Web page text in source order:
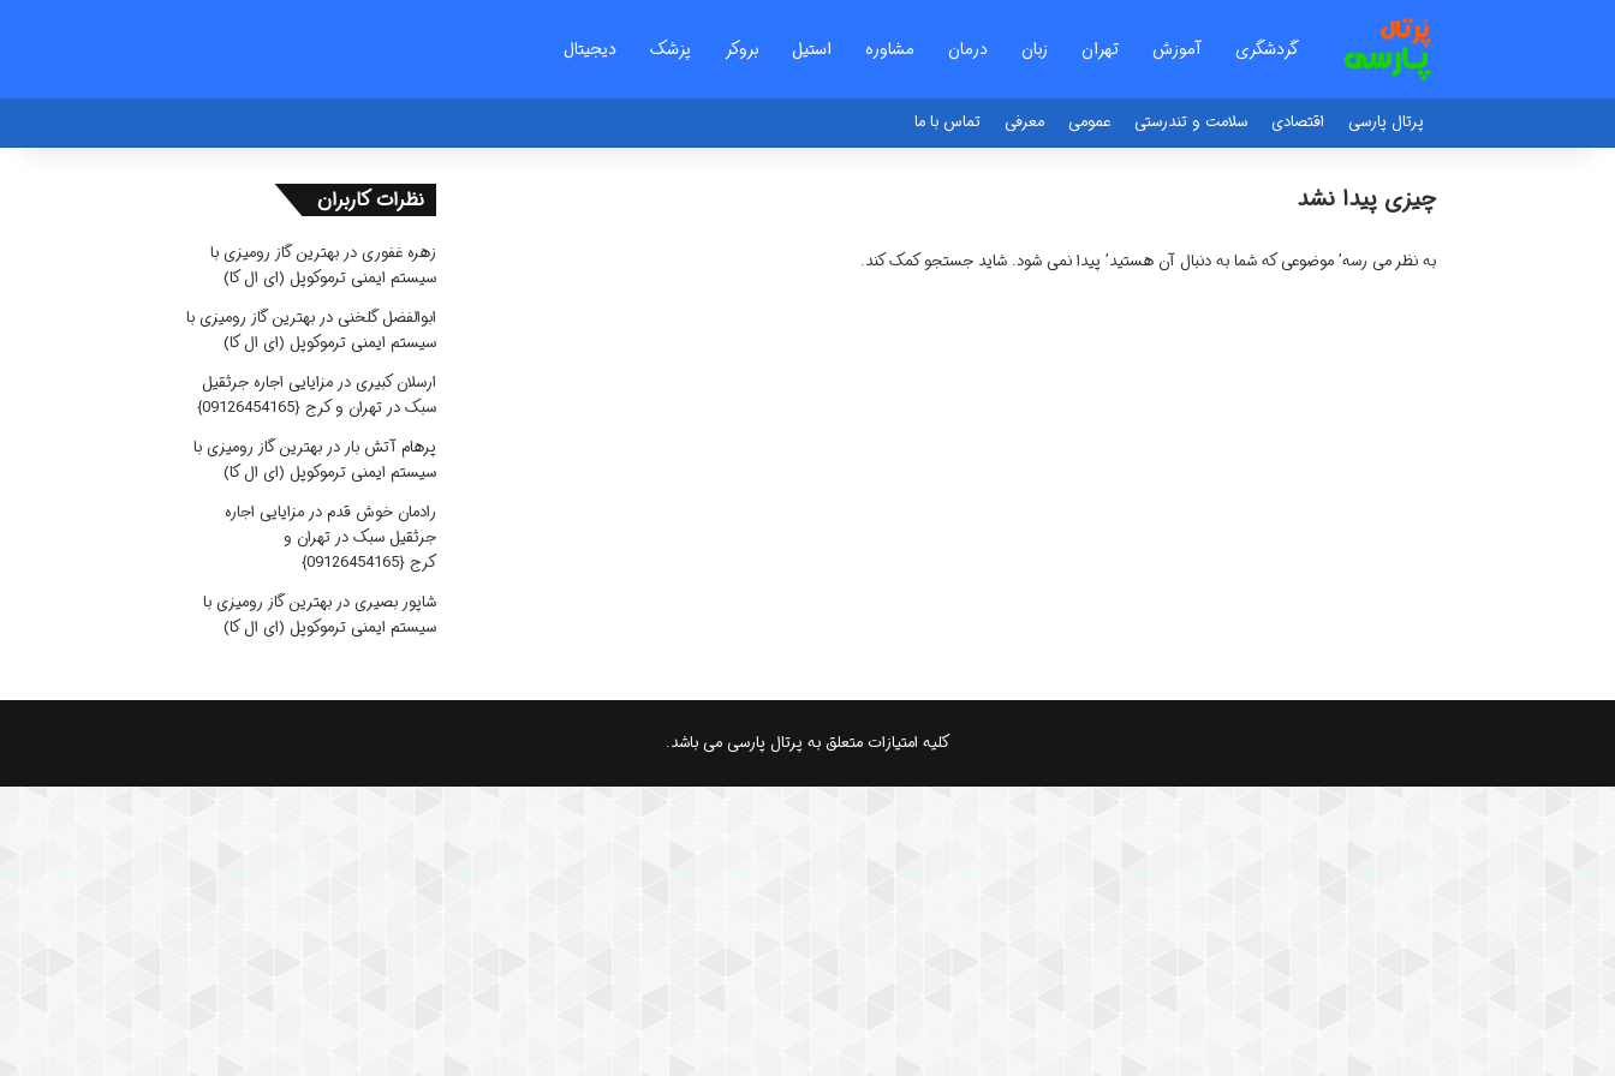
گردشگری آموزش تهران زبان درمان مشاوره استیل بروکر پزشک دیجیتال
پرتال پارسی اقتصادی سلامت و تندرستی عمومی معرفی تماس با ما
چیزی پیدا نشد
به نظر می رسه’ موضوعی که شما به دنبال آن هستید’ پیدا نمی شود. شاید جستجو کمک کند.
نظرات کاربران
زهره غفوریدر بهترین گاز رومیزی با
سیستم ایمنی ترموکوپل (ای ال کا)
ابوالفضل گلخنی در بهترین گاز رومیزی با
سیستم ایمنی ترموکوپل (ای ال کا)
ارسلان کبیریدر مزایایی اجاره جرثقیل
سبک در تهران و کرج {09126454165}
پرهام آتش بار در بهترین گاز رومیزی با
سیستم ایمنی ترموکوپل (ای ال کا)
رادمان خوش قدمدر مزایایی اجاره
جرثقیل سبک در تهران و
کرج {09126454165}
شاپور بصیریدر بهترین گاز رومیزی با
سیستم ایمنی ترموکوپل (ای ال کا)
کلیه امتیازات متعلق به پرتال پارسی می باشد.